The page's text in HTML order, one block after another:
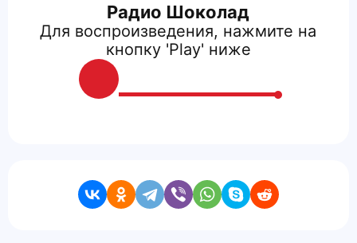
Радио Шоколад
Для воспроизведения, нажмите на
кнопку 'Play' ниже